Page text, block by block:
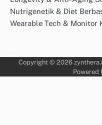
Nutrigenetik & Diet
Wearable Tech & Monitor
Copyright © 2026
Powered